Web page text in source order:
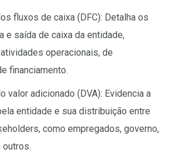
fluxos de caixa (DFC): Detalha os
e saída de caixa da entidade,
operacionais, de
financiamento.
valor adicionado (DVA): Evidencia a
entidade e sua distribuição entre
como empregados, governo,
outros.